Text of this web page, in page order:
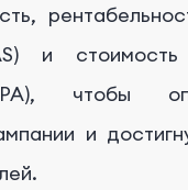
и стоимость
чтобы
и